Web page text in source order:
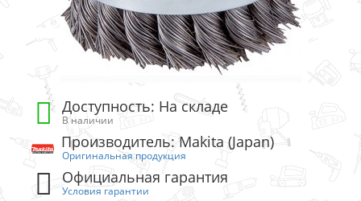
Доступность: На складе
В наличии
Производитель: Makita (Japan)
Оригинальная продукция
Официальная гарантия
Условия гарантии